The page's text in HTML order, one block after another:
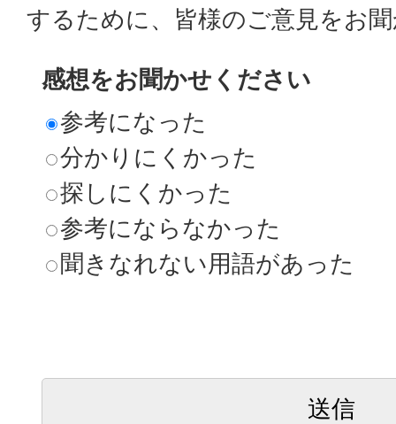
するために、皆様のご意見をお
感想をお聞かせください
参考になった
分かりにくかった
探しにくかった
参考にならなかった
聞きなれない用語があった